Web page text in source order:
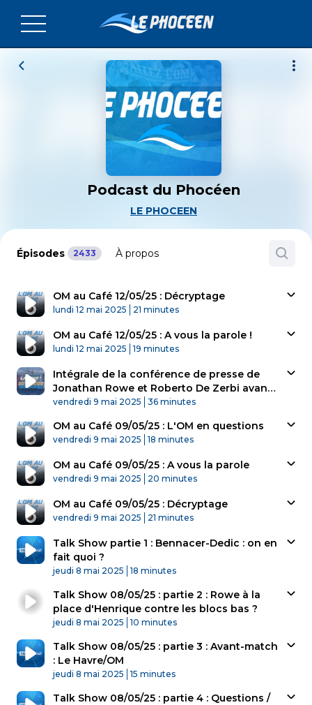
Podcast du Phocéen
LE PHOCEEN
Épisodes 2433 À propos
OM au Café 12/05/25 : Décryptage
Published At
lundi 12 mai 2025 Time
21 minutes
OM au Café 12/05/25 : A vous la parole !
Published At
lundi 12 mai 2025 Time
19 minutes
Intégrale de la conférence de presse de
Jonathan Rowe et Roberto De Zerbi avant
le déplacement au Havre
Published At
vendredi 9 mai 2025 Time
36 minutes
OM au Café 09/05/25 : L'OM en questions
Published At
vendredi 9 mai 2025 Time
18 minutes
OM au Café 09/05/25 : A vous la parole
Published At
vendredi 9 mai 2025 Time
20 minutes
OM au Café 09/05/25 : Décryptage
Published At
vendredi 9 mai 2025 Time
21 minutes
Talk Show partie 1 : Bennacer-Dedic : on en
fait quoi ?
Published At
jeudi 8 mai 2025 Time
18 minutes
Talk Show 08/05/25 : partie 2 : Rowe à la
place d'Henrique contre les blocs bas ?
Published At
jeudi 8 mai 2025 Time
10 minutes
Talk Show 08/05/25 : partie 3 : Avant-match
: Le Havre/OM
Published At
jeudi 8 mai 2025 Time
15 minutes
Talk Show 08/05/25 : partie 4 : Questions /